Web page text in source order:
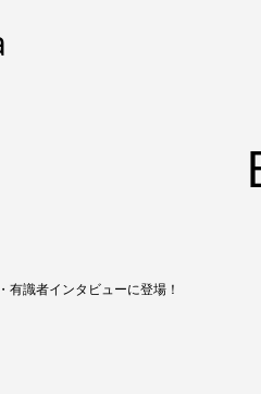
有識者インタビューに登場！